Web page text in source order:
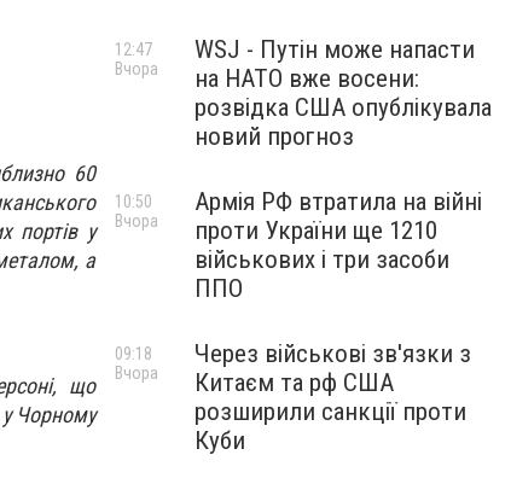
60
портів у
а
що
у Чорному
WSJ - Путін може напасти
на НАТО вже восени:
розвідка США опублікувала
новий прогноз
12:47
Вчора
Армія РФ втратила на війні
проти України ще 1210
військових і три засоби
ППО
10:50
Вчора
Через військові зв'язки з
Китаєм та рф США
розширили санкції проти
Куби
09:18
Вчора